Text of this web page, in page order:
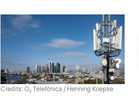
Credits: O2Telefónica / Henning Koepke